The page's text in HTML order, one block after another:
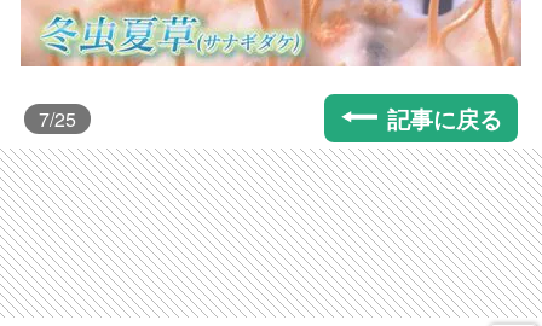
7/25 記事に戻る